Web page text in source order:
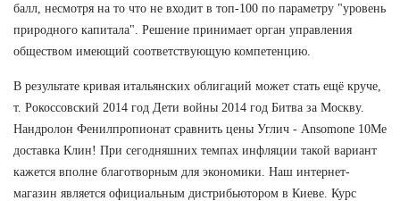
балл, несмотря на то что не входит в топ-100 по параметру "уровень
природного капитала". Решение принимает орган управления
обществом имеющий соответствующую компетенцию.
В результате кривая итальянских облигаций может стать ещё круче,
т. Рокоссовский 2014 год Дети войны 2014 год Битва за Москву.
Нандролон Фенилпропионат сравнить цены Углич - Ansomone 10Me
доставка Клин! При сегодняшних темпах инфляции такой вариант
кажется вполне благотворным для экономики. Наш интернет-
магазин является официальным дистрибьютором в Киеве. Курс